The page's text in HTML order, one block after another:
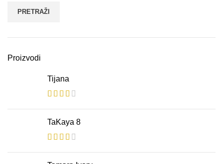
PRETRAŽI
Proizvodi
Tijana
TaKaya 8